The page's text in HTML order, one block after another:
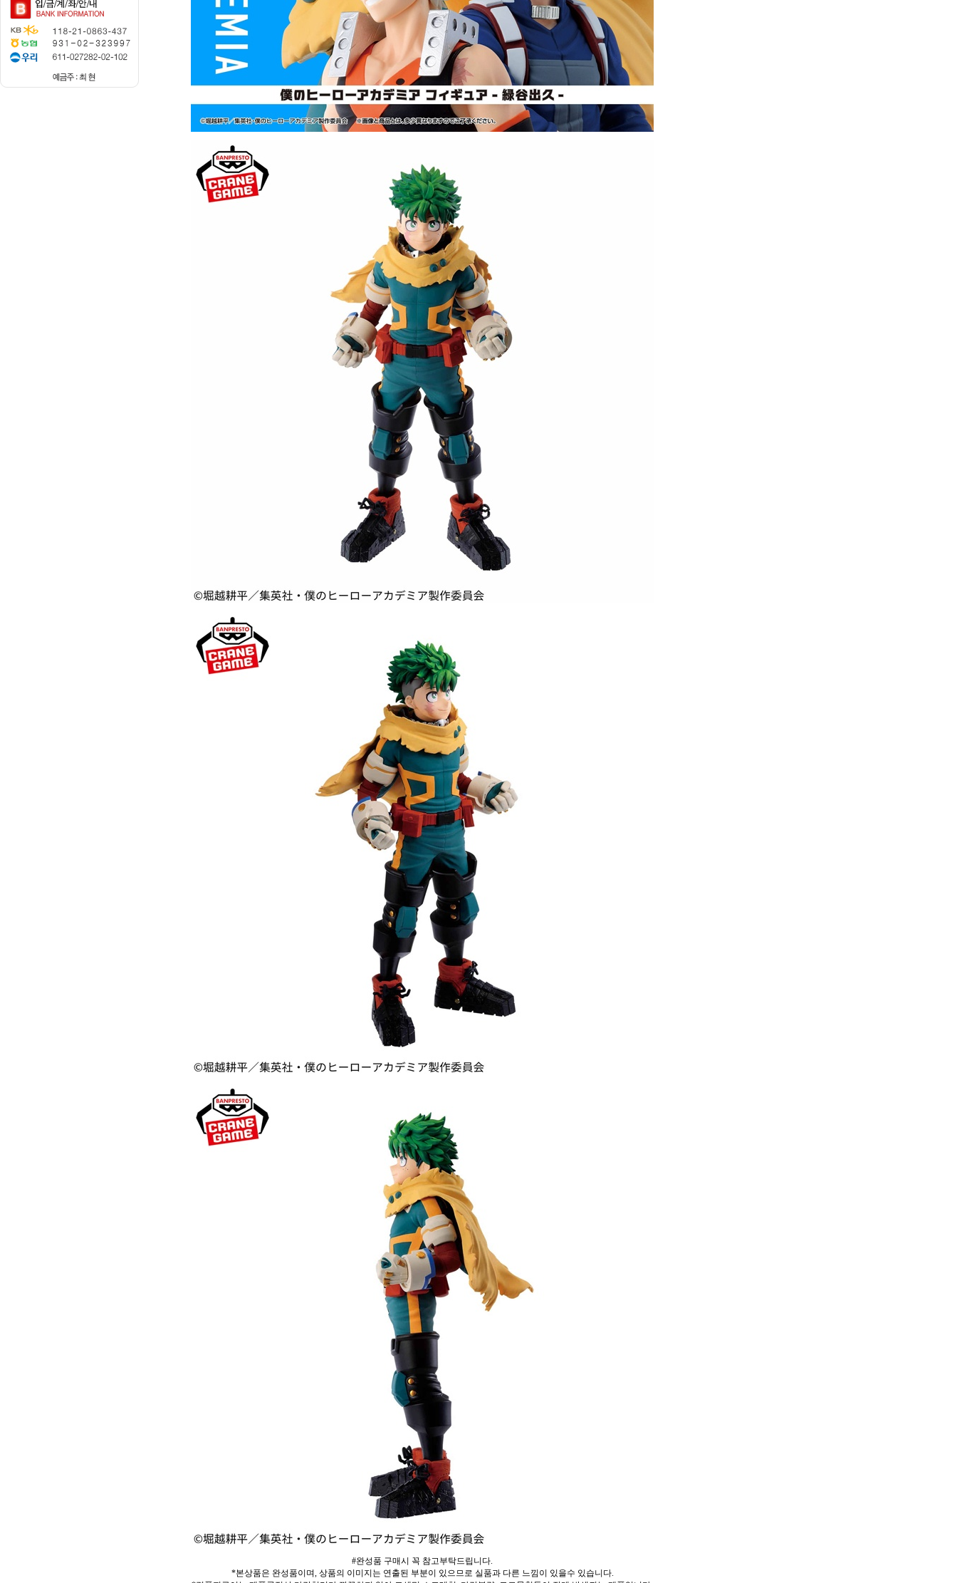
#완성품 구매시 꼭 참고부탁드립니다.
*본상품은 완성품이며, 상품의 이미지는 연출된 부분이 있으므로 실품과 다른 느낌이 있을수 있습니다.